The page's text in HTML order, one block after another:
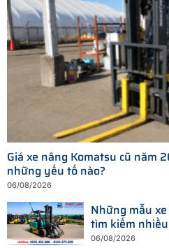
Giá xe nâng Komatsu cũ năm
những yếu tố nào?
06/08/2026
Những mẫu
tìm kiếm
hiện nay
06/08/2026